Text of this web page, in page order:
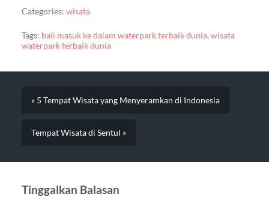
Categories: wisata
Tags: bali masuk ke dalam waterpark terbaik dunia,wisata
waterpark terbaik dunia
« 5 Tempat Wisata yang Menyeramkan di Indonesia
Tempat Wisata di Sentul »
Tinggalkan Balasan